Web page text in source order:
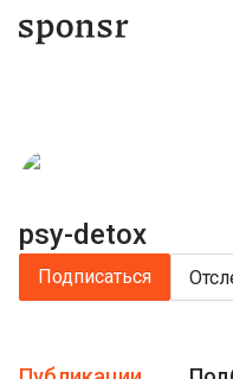
psy-detox
Подписаться